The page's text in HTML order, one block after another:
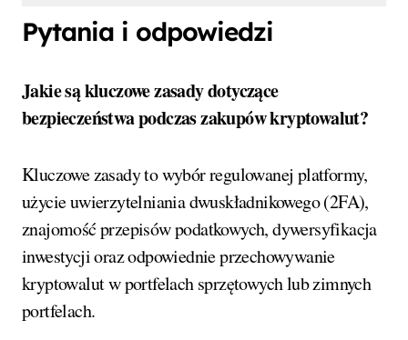
Pytania i odpowiedzi
Jakie są kluczowe zasady dotyczące
bezpieczeństwa podczas zakupów kryptowalut?
Kluczowe zasady to wybór regulowanej platformy,
użycie uwierzytelniania dwuskładnikowego (2FA),
znajomość przepisów podatkowych, dywersyfikacja
inwestycji oraz odpowiednie przechowywanie
kryptowalut w portfelach sprzętowych lub zimnych
portfelach.